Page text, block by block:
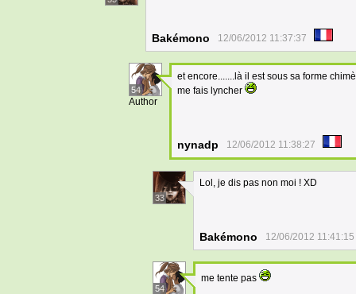
Bakémono 12/06/2012 11:37:37
54
Author
et encore.......là il est sous sa forme
me fais lyncher
nynadp 12/06/2012 11:38:27
33
Lol, je dis pas non moi ! XD
Bakémono 12/06/2012 11:41:15
54
me tente pas